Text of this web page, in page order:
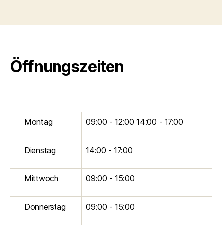
Öffnungszeiten
Montag 09:00 - 12:00 14:00 - 17:00
Dienstag 14:00 - 17:00
Mittwoch 09:00 - 15:00
Donnerstag 09:00 - 15:00